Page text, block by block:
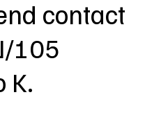
contact
105
K.